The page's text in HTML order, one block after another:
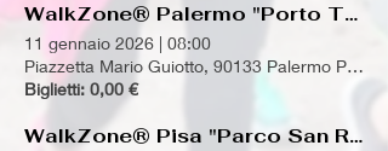
WalkZone® Palermo "Porto Trapezoidale"
11 gennaio 2026 | 08:00
Piazzetta Mario Guiotto, 90133 Palermo PA,
Biglietti: 0,00 €
WalkZone® Pisa "Parco San Rossore"